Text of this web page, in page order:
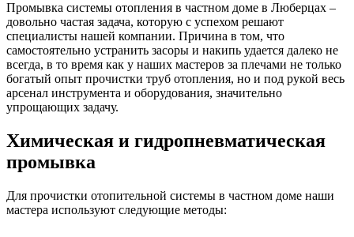
Промывка системы отопления в частном доме в Люберцах –
довольно частая задача, которую с успехом решают
специалисты нашей компании. Причина в том, что
самостоятельно устранить засоры и накипь удается далеко не
всегда, в то время как у наших мастеров за плечами не только
богатый опыт прочистки труб отопления, но и под рукой весь
арсенал инструмента и оборудования, значительно
упрощающих задачу.
Химическая и гидропневматическая
промывка
Для прочистки отопительной системы в частном доме наши
мастера используют следующие методы: